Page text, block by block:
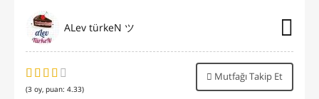
ALev türkeN ツ
(3 oy, puan: 4.33)
Mutfağı Takip Et